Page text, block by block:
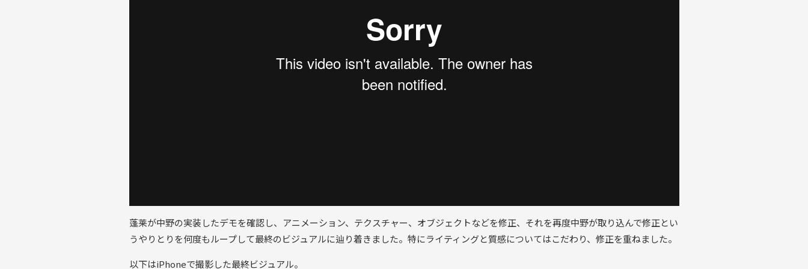
蓬莱が中野の実装したデモを確認し、アニメーション、テクスチャー、オブジェクトなどを修正、それを再度中野が取り込んで修正とい
うやりとりを何度もループして最終のビジュアルに辿り着きました。特にライティングと質感についてはこだわり、修正を重ねました。
以下はiPhoneで撮影した最終ビジュアル。